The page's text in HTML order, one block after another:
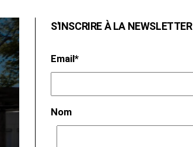
S'INSCRIRE À LA NEWSLETTER
Email*
Nom